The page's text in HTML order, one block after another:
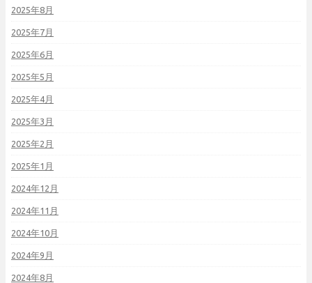
2025年8月
2025年7月
2025年6月
2025年5月
2025年4月
2025年3月
2025年2月
2025年1月
2024年12月
2024年11月
2024年10月
2024年9月
2024年8月